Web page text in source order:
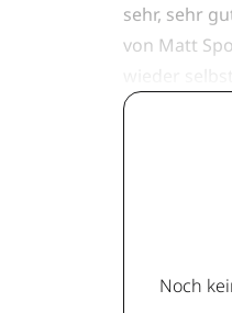
sehr, sehr
von Matt
Noch